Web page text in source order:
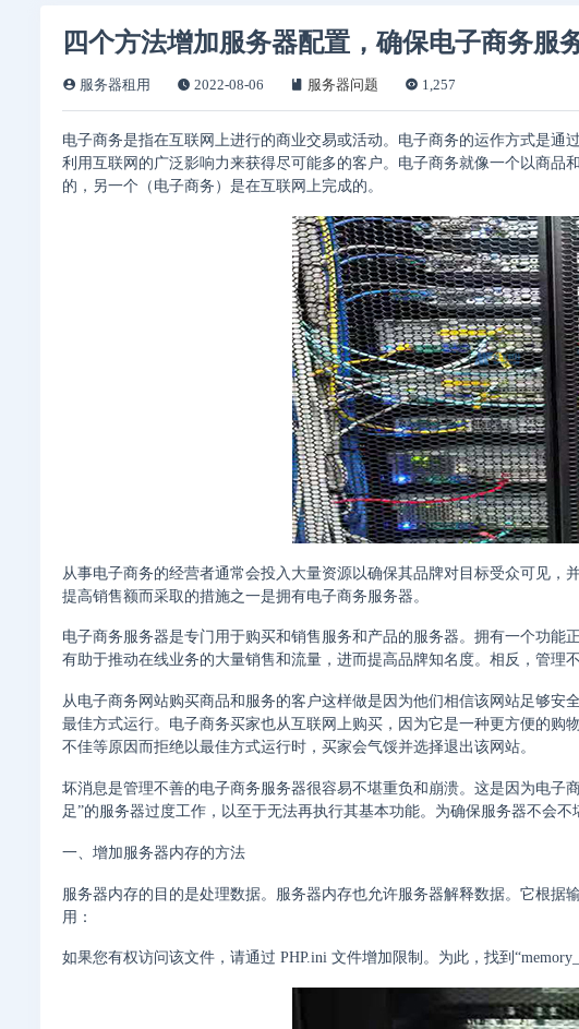
四个方法增加服务器配置，确保电子商务服
服务器租用 2022-08-06 服务器问题 1,257
电子商务是指在互联网上进行的商业交易或活动。电子商务的运作方式是
利用互联网的广泛影响力来获得尽可能多的客户。电子商务就像一个以商
的，另一个（电子商务）是在互联网上完成的。
从事电子商务的经营者通常会投入大量资源以确保其品牌对目标受众可见
提高销售额而采取的措施之一是拥有电子商务服务器。
电子商务服务器是专门用于购买和销售服务和产品的服务器。拥有一个功
有助于推动在线业务的大量销售和流量，进而提高品牌知名度。相反，管理
从电子商务网站购买商品和服务的客户这样做是因为他们相信该网站足够
最佳方式运行。电子商务买家也从互联网上购买，因为它是一种更方便的
不佳等原因而拒绝以最佳方式运行时，买家会气馁并选择退出该网站。
坏消息是管理不善的电子商务服务器很容易不堪重负和崩溃。这是因为电子
足”的服务器过度工作，以至于无法再执行其基本功能。为确保服务器不会
一、增加服务器内存的方法
服务器内存的目的是处理数据。服务器内存也允许服务器解释数据。它根
用：
如果您有权访问该文件，请通过 PHP.ini 文件增加限制。为此，找到